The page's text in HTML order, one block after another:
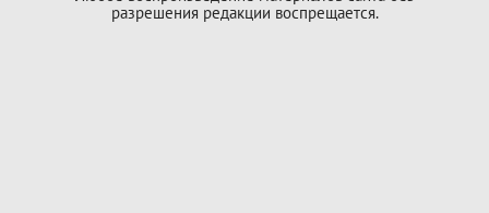
разрешения редакции воспрещается.